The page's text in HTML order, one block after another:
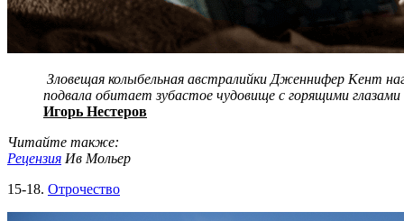
Зловещая колыбельная австралийки Дженнифер Кент
подвала обитает зубастое чудовище с горящими глазами
Игорь Нестеров
Читайте также:
Рецензия Ив Мольер
15-18. Отрочество